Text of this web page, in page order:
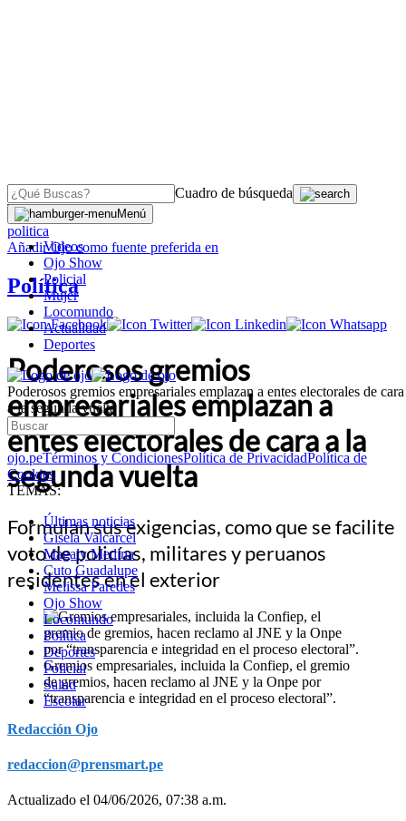
Cuadro de búsqueda
Menú
Videos
Ojo Show
Policial
Mujer
Locomundo
Actualidad
Deportes
Poderosos gremios empresariales emplazan a entes electorales de cara
a la segunda vuelta
ojo.peTérminos y CondicionesPolítica de PrivacidadPolítica de
Cookies
TEMAS:
Últimas noticias
Gisela Valcarcel
Magaly Medina
Cuto Guadalupe
Melissa Paredes
Ojo Show
Locomundo
Política
Deportes
Policial
Salud
Escolar
OJO
politica
AñadirOjocomo fuente preferida en
Política
Poderosos gremios
empresariales emplazan a
entes electorales de cara a la
segunda vuelta
Formulan sus exigencias, como que se facilite
voto de policías, militares y peruanos
residentes en el exterior
Gremios empresariales, incluida la Confiep, el gremio
de gremios, hacen reclamo al JNE y la Onpe por
“transparencia e integridad en el proceso electoral”.
Redacción Ojo
redaccion@prensmart.pe
Actualizado el 04/06/2026, 07:38 a.m.